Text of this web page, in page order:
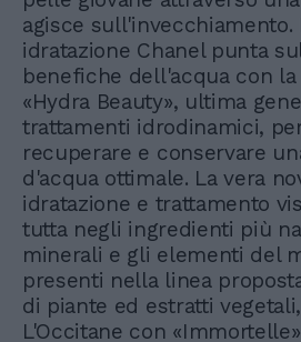
agisce sull'invecchiamento.
idratazione Chanel punta
benefiche dell'acqua con
«Hydra Beauty», ultima
trattamenti idrodinamici,
recuperare e conservare
d'acqua ottimale. La vera
idratazione e trattamento
tutta negli ingredienti più
minerali e gli elementi del
presenti nella linea
di piante ed estratti
L'Occitane con